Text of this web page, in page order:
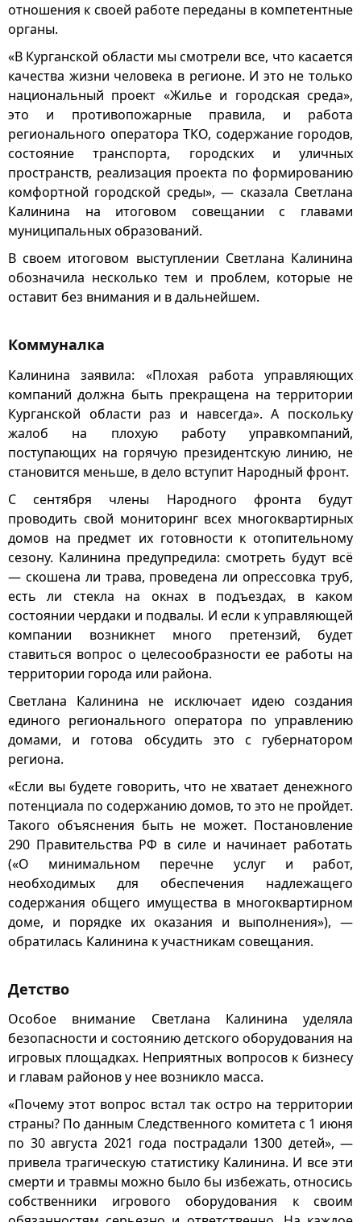
отношения к своей работе переданы в компетентные
органы.
«В Курганской области мы смотрели все, что касается
качества жизни человека в регионе. И это не только
национальный проект «Жилье и городская среда»,
это и противопожарные правила, и работа
регионального оператора ТКО, содержание городов,
состояние транспорта, городских и уличных
пространств, реализация проекта по формированию
комфортной городской среды», — сказала Светлана
Калинина на итоговом совещании с главами
муниципальных образований.
В своем итоговом выступлении Светлана Калинина
обозначила несколько тем и проблем, которые не
оставит без внимания и в дальнейшем.
Коммуналка
Калинина заявила: «Плохая работа управляющих
компаний должна быть прекращена на территории
Курганской области раз и навсегда». А поскольку
жалоб на плохую работу управкомпаний,
поступающих на горячую президентскую линию, не
становится меньше, в дело вступит Народный фронт.
С сентября члены Народного фронта будут
проводить свой мониторинг всех многоквартирных
домов на предмет их готовности к отопительному
сезону. Калинина предупредила: смотреть будут всё
— скошена ли трава, проведена ли опрессовка труб,
есть ли стекла на окнах в подъездах, в каком
состоянии чердаки и подвалы. И если к управляющей
компании возникнет много претензий, будет
ставиться вопрос о целесообразности ее работы на
территории города или района.
Светлана Калинина не исключает идею создания
единого регионального оператора по управлению
домами, и готова обсудить это с губернатором
региона.
«Если вы будете говорить, что не хватает денежного
потенциала по содержанию домов, то это не пройдет.
Такого объяснения быть не может. Постановление
290 Правительства РФ в силе и начинает работать
(«О минимальном перечне услуг и работ,
необходимых для обеспечения надлежащего
содержания общего имущества в многоквартирном
доме, и порядке их оказания и выполнения»), —
обратилась Калинина к участникам совещания.
Детство
Особое внимание Светлана Калинина уделяла
безопасности и состоянию детского оборудования на
игровых площадках. Неприятных вопросов к бизнесу
и главам районов у нее возникло масса.
«Почему этот вопрос встал так остро на территории
страны? По данным Следственного комитета с 1 июня
по 30 августа 2021 года пострадали 1300 детей», —
привела трагическую статистику Калинина. И все эти
смерти и травмы можно было бы избежать, относись
собственники игрового оборудования к своим